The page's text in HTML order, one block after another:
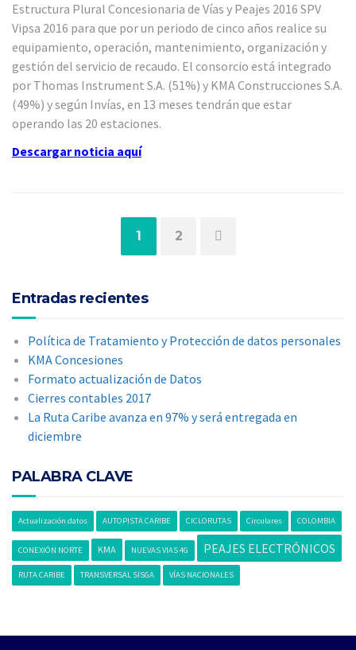
Estructura Plural Concesionaria de Vías y Peajes 2016 SPV
Vipsa 2016 para que por un periodo de cinco años realice su
equipamiento, operación, mantenimiento, organización y
gestión del servicio de recaudo. El consorcio está integrado
por Thomas Instrument S.A. (51%) y KMA Construcciones S.A.
(49%) y según Invías, en 13 meses tendrán que estar
operando las 20 estaciones.
Descargar noticia aquí
Página
1 Página
2
Entradas recientes
Política de Tratamiento y Protección de datos personales
KMA Concesiones
Formato actualización de Datos
Cierres contables 2017
La Ruta Caribe avanza en 97% y será entregada en
diciembre
PALABRA CLAVE
Actualización datos AUTOPISTA CARIBE CICLORUTAS Circulares COLOMBIA
CONEXIÓN NORTE KMA NUEVAS VIAS 4G PEAJES ELECTRÓNICOS
RUTA CARIBE TRANSVERSAL SISGA VÍAS NACIONALES